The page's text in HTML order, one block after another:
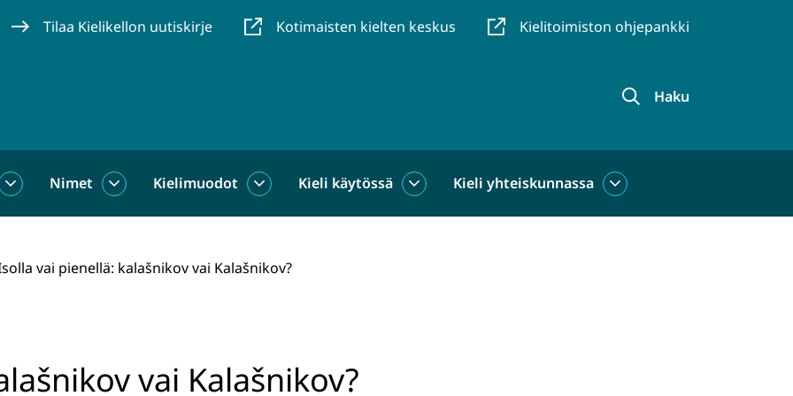
Tilaa Kielikellon uutiskirje Kotimaisten kielten keskus Kielitoimiston ohjepankki
Haku
Sanat
Nimet
NimetKielimuodot
KielimuodotKieli käytössä
Kieli
Kieli yhteiskunnassa
Kieli
vai pienellä: kalašnikov vai Kalašnikov?
vai Kalašnikov?